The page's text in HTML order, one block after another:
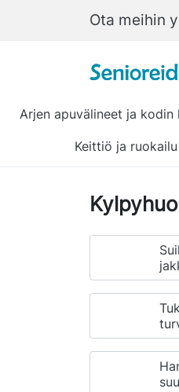
Ota meihin
Arjen apuvälineet ja kodin
Keittiö ja ruokailu